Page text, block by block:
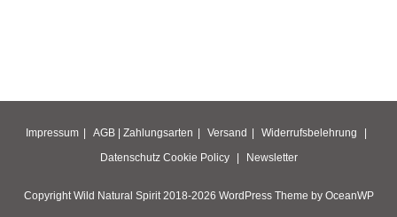
Impressum AGB | Zahlungsarten Versand
Widerrufsbelehrung
Datenschutz Cookie Policy Newsletter
Copyright Wild Natural Spirit 2018-2026 WordPress Theme by OceanWP